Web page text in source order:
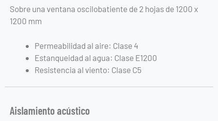
Sobre una ventana oscilobatiente de 2 hojas de 1200 x
1200 mm
Permeabilidad al aire: Clase 4
Estanqueidad al agua: Clase E1200
Resistencia al viento: Clase C5
Aislamiento acústico